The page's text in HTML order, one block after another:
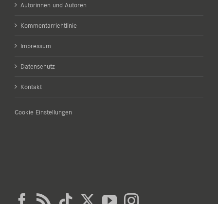
Autorinnen und Autoren
Kommentarrichtlinie
Impressum
Datenschutz
Kontakt
Cookie Einstellungen